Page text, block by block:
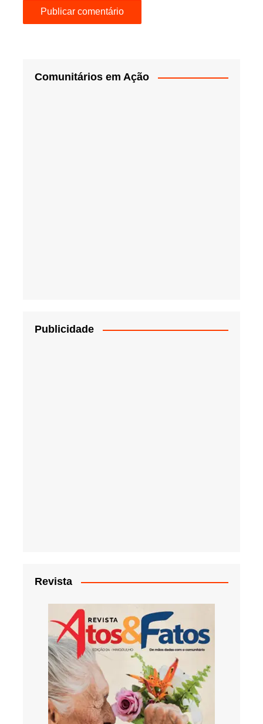
Comunitários em Ação
Publicidade
Revista